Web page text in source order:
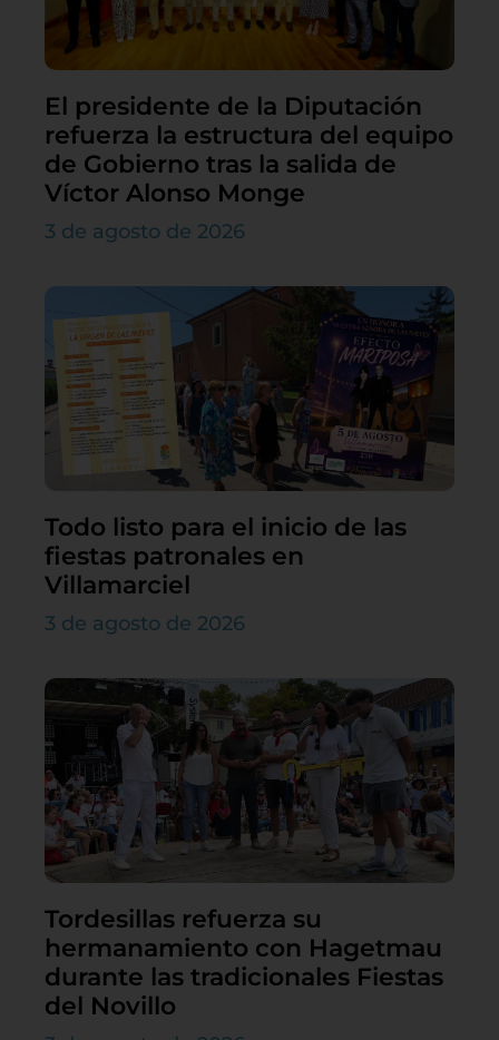
El presidente de la Diputación
refuerza la estructura del equipo
de Gobierno tras la salida de
Víctor Alonso Monge
3 de agosto de 2026
Todo listo para el inicio de las
fiestas patronales en
Villamarciel
3 de agosto de 2026
Tordesillas refuerza su
hermanamiento con Hagetmau
durante las tradicionales Fiestas
del Novillo